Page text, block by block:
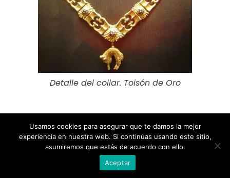
Detalle del collar. Toisón de Oro
oficialmente hay 60, aunque a lo largo de la
historia algunos han desaparecido. No es
hereditario ni transmisible, por lo que cada joya
Usamos cookies para asegurar que te damos la mejor
experiencia en nuestra web. Si continúas usando este sitio,
asumiremos que estás de acuerdo con ello.
Aceptar